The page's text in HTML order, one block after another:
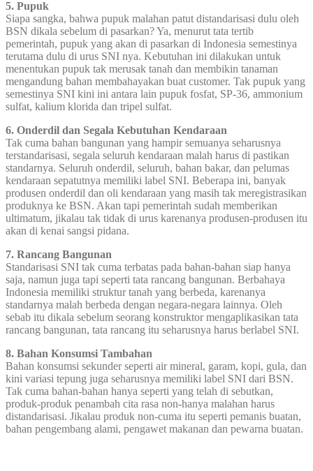
5. Pupuk
Siapa sangka, bahwa pupuk malahan patut distandarisasi dulu oleh
BSN dikala sebelum di pasarkan? Ya, menurut tata tertib
pemerintah, pupuk yang akan di pasarkan di Indonesia semestinya
terutama dulu di urus SNI nya. Kebutuhan ini dilakukan untuk
menentukan pupuk tak merusak tanah dan membikin tanaman
mengandung bahan membahayakan buat customer. Tak pupuk yang
semestinya SNI kini ini antara lain pupuk fosfat, SP-36, ammonium
sulfat, kalium klorida dan tripel sulfat.
6. Onderdil dan Segala Kebutuhan Kendaraan
Tak cuma bahan bangunan yang hampir semuanya seharusnya
terstandarisasi, segala seluruh kendaraan malah harus di pastikan
standarnya. Seluruh onderdil, seluruh, bahan bakar, dan pelumas
kendaraan sepatutnya memiliki label SNI. Beberapa ini, banyak
produsen onderdil dan oli kendaraan yang masih tak meregistrasikan
produknya ke BSN. Akan tapi pemerintah sudah memberikan
ultimatum, jikalau tak tidak di urus karenanya produsen-produsen itu
akan di kenai sangsi pidana.
7. Rancang Bangunan
Standarisasi SNI tak cuma terbatas pada bahan-bahan siap hanya
saja, namun juga tapi seperti tata rancang bangunan. Berbahaya
Indonesia memiliki struktur tanah yang berbeda, karenanya
standarnya malah berbeda dengan negara-negara lainnya. Oleh
sebab itu dikala sebelum seorang konstruktor mengaplikasikan tata
rancang bangunan, tata rancang itu seharusnya harus berlabel SNI.
8. Bahan Konsumsi Tambahan
Bahan konsumsi sekunder seperti air mineral, garam, kopi, gula, dan
kini variasi tepung juga seharusnya memiliki label SNI dari BSN.
Tak cuma bahan-bahan hanya seperti yang telah di sebutkan,
produk-produk penambah cita rasa non-hanya malahan harus
distandarisasi. Jikalau produk non-cuma itu seperti pemanis buatan,
bahan pengembang alami, pengawet makanan dan pewarna buatan.